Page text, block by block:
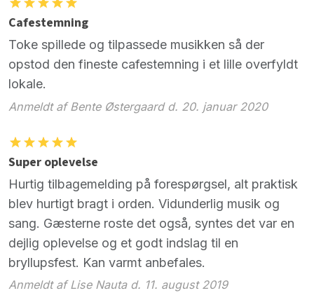
Cafestemning
Toke spillede og tilpassede musikken så der
opstod den fineste cafestemning i et lille overfyldt
lokale.
Anmeldt af Bente Østergaard d. 20. januar 2020
Super oplevelse
Hurtig tilbagemelding på forespørgsel, alt praktisk
blev hurtigt bragt i orden. Vidunderlig musik og
sang. Gæsterne roste det også, syntes det var en
dejlig oplevelse og et godt indslag til en
bryllupsfest. Kan varmt anbefales.
Anmeldt af Lise Nauta d. 11. august 2019